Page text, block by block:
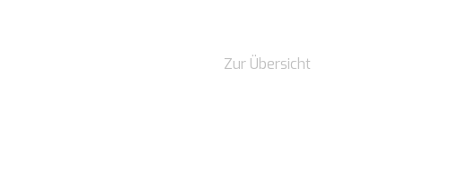
Zur Übersicht